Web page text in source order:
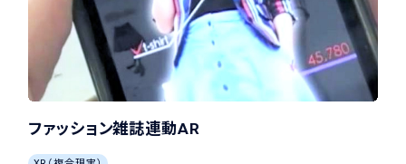
ファッション雑誌連動AR